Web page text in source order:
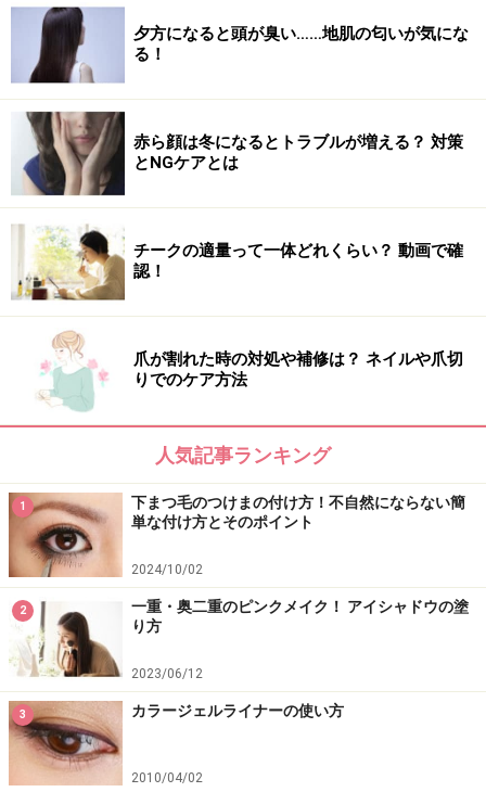
4.最後まで手を抜かないのがナチュラルメ
イク!!
最後はビューラーでまつ毛を上げ、丁寧にマスカラを塗
布すれば、ナチュラルなのにメリハリEyeをＧｅｔでき
てしまうのです。
アイメイク前(左)と比較すると、ナチュラルなのにメリハリ
もちろん、ナチュラルメイクはアイメイクだけではな
く、肌作りや他のパーツも重要ですが、アイメイク方法
からでもチャレンジしてみてくださいね。
※記事内容は執筆時点のものです。最新の内容をご確認くださ
い。
※個人の体質、また、誤った方法による実践に起因して肌荒れや
不調を引き起こす場合があります。実践の際には、必ず自身の体
質及び健康状態を十分に考慮し、正しい方法で行ってください。
また、全ての方への有効性を保証するものではありません。
夕方になると頭が臭い……地肌の匂いが気にな
る！
赤ら顔は冬になるとトラブルが増える？ 対策
とNGケアとは
チークの適量って一体どれくらい？ 動画で確
認！
爪が割れた時の対処や補修は？ ネイルや爪切
りでのケア方法
人気記事ランキング
1
下まつ毛のつけまの付け方！不自然にならない簡
単な付け方とそのポイント
2024/10/02
2
一重・奥二重のピンクメイク！ アイシャドウの塗
り方
2023/06/12
3 カラージェルライナーの使い方
2010/04/02